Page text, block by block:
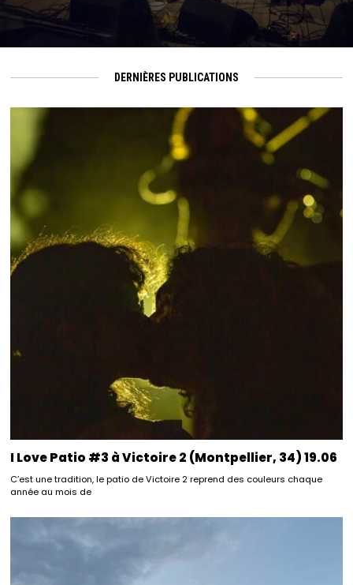
DERNIÈRES PUBLICATIONS
I Love Patio #3 à Victoire 2 (Montpellier, 34) 19.06
C’est une tradition, le patio de Victoire 2 reprend des couleurs chaque
année au mois de